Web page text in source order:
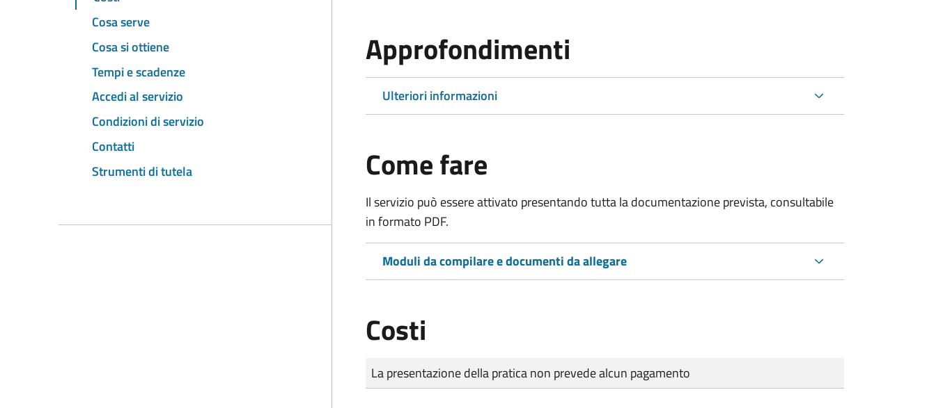
Cosa serve
Cosa si ottiene
Tempi e scadenze
Accedi al servizio
Condizioni di servizio
Contatti
Strumenti di tutela
Approfondimenti
Ulteriori informazioni
Come fare
Il servizio può essere attivato presentando tutta la documentazione prevista, consultabile
in formato PDF.
Moduli da compilare e documenti da allegare
Costi
Tipo di pagamento
Importo
La presentazione della pratica non prevede alcun pagamento